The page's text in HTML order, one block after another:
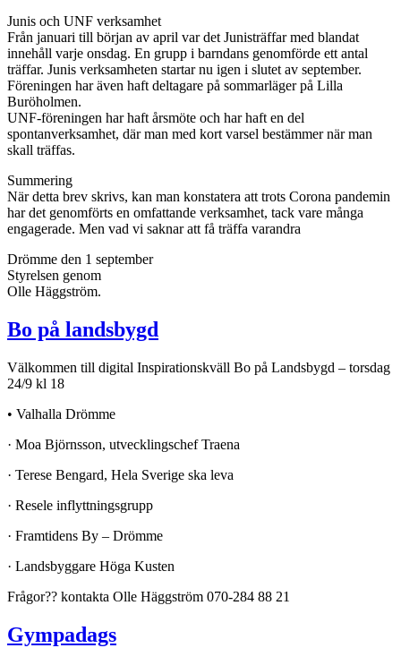
Junis och UNF verksamhet
Från januari till början av april var det Junisträffar med blandat
innehåll varje onsdag. En grupp i barndans genomförde ett antal
träffar. Junis verksamheten startar nu igen i slutet av september.
Föreningen har även haft deltagare på sommarläger på Lilla
Buröholmen.
UNF-föreningen har haft årsmöte och har haft en del
spontanverksamhet, där man med kort varsel bestämmer när man
skall träffas.
Summering
När detta brev skrivs, kan man konstatera att trots Corona pandemin
har det genomförts en omfattande verksamhet, tack vare många
engagerade. Men vad vi saknar att få träffa varandra
Drömme den 1 september
Styrelsen genom
Olle Häggström.
Bo på landsbygd
Välkommen till digital Inspirationskväll Bo på Landsbygd – torsdag
24/9 kl 18
• Valhalla Drömme
· Moa Björnsson, utvecklingschef Traena
· Terese Bengard, Hela Sverige ska leva
· Resele inflyttningsgrupp
· Framtidens By – Drömme
· Landsbyggare Höga Kusten
Frågor?? kontakta Olle Häggström 070-284 88 21
Gympadags